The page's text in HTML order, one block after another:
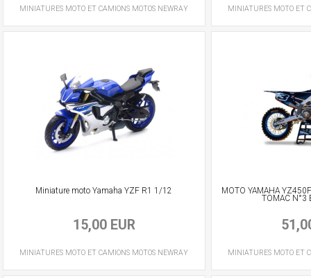
MINIATURES MOTO ET CAMIONS MOTOS NEWRAY MINIATURES MOTO ET
Miniature moto Yamaha YZF R1 1/12
15,00 EUR
MINIATURES MOTO ET CAMIONS MOTOS NEWRAY
MOTO YAMAHA
TOMAC N°3
MINIATURES MOTO ET